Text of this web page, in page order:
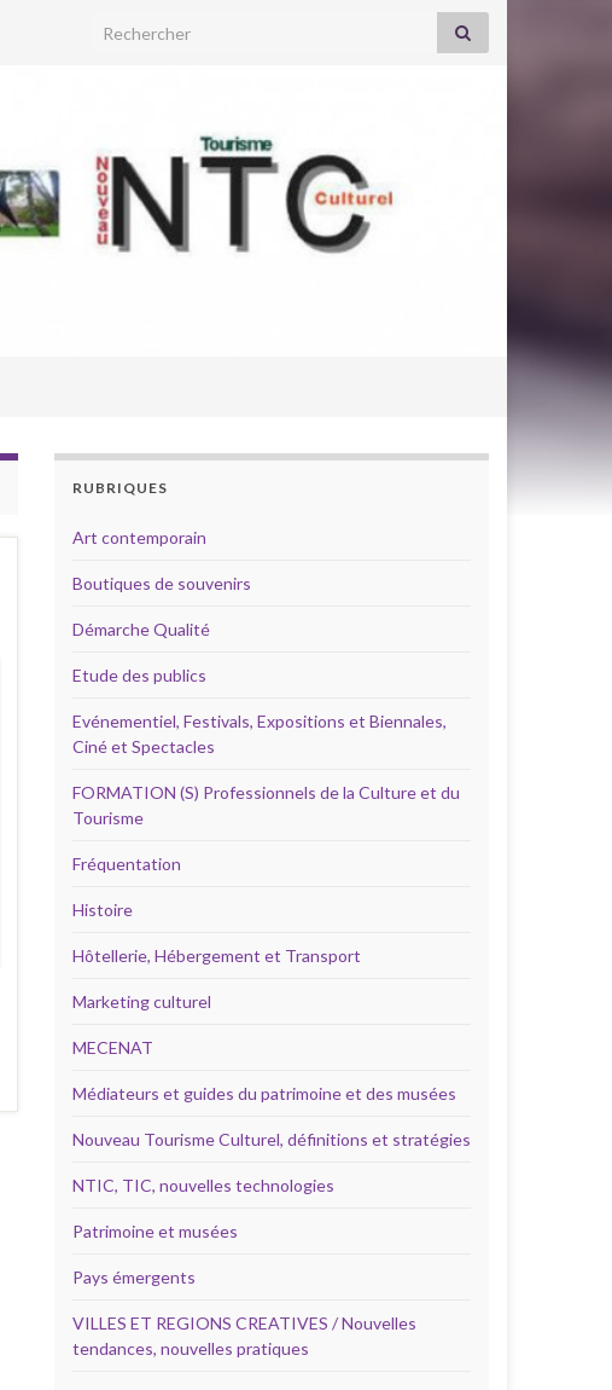
Search for:
RUBRIQUES
Art contemporain
Boutiques de souvenirs
Démarche Qualité
Etude des publics
Evénementiel, Festivals, Expositions et Biennales,
Ciné et Spectacles
FORMATION (S) Professionnels de la Culture et du
Tourisme
Fréquentation
Histoire
Hôtellerie, Hébergement et Transport
Marketing culturel
MECENAT
Médiateurs et guides du patrimoine et des musées
Nouveau Tourisme Culturel, définitions et stratégies
NTIC, TIC, nouvelles technologies
Patrimoine et musées
Pays émergents
VILLES ET REGIONS CREATIVES / Nouvelles
tendances, nouvelles pratiques